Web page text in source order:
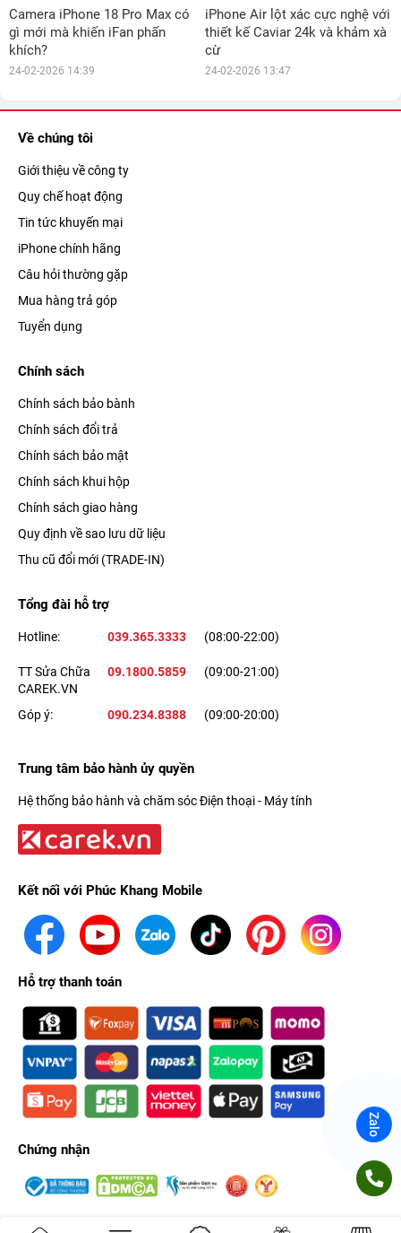
Camera iPhone 18 Pro Max có
gì mới mà khiến iFan phấn
khích?
24-02-2026 14:39
iPhone Air lột xác cực nghệ với
thiết kế Caviar 24k và khảm xà
cừ
24-02-2026 13:47
Về chúng tôi
Giới thiệu về công ty
Quy chế hoạt động
Tin tức khuyến mại
iPhone chính hãng
Câu hỏi thường gặp
Mua hàng trả góp
Tuyển dụng
Chính sách
Chính sách bảo bành
Chính sách đổi trả
Chính sách bảo mật
Chính sách khui hộp
Chính sách giao hàng
Quy định về sao lưu dữ liệu
Thu cũ đổi mới (TRADE-IN)
Tổng đài hỗ trợ
Hotline: 039.365.3333 (08:00-22:00)
TT Sửa Chữa
CAREK.VN
09.1800.5859 (09:00-21:00)
Góp ý: 090.234.8388 (09:00-20:00)
Trung tâm bảo hành ủy quyền
Hệ thống bảo hành và chăm sóc Điện thoại - Máy tính
Kết nối với Phúc Khang Mobile
Hỗ trợ thanh toán
Chứng nhận
Zalo